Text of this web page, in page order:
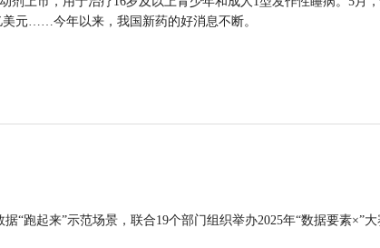
元……今年以来，我国新药的好消息不断。
“跑起来”示范场景，联合19个部门组织举办2025年“数据要素×”大